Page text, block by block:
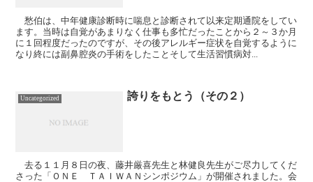
愁伯は、中年健康診断時に喘息と診断されて以来定期通院をしてい
ます。当時は自覚があまりなく仕事も多忙だったことから２～３か月
に１回程度だったのですが、その後アレルギー症状を自覚するように
なり終には副鼻腔炎の手術をしたことそして生活習慣病対...
Uncategorized 誇りをもとう（その２）
去る１１月８日の夜、藤井厳喜先生と林健良先生がご尽力してくだ
さった「ＯＮＥ ＴＡＩＷＡＮシンポジウム」が開催されました。会